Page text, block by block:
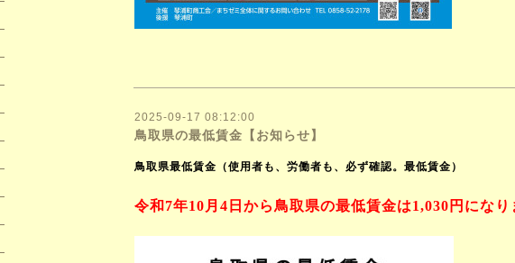
2025-09-17 08:12:00
鳥取県の最低賃金【お知らせ】
鳥取県最低賃金（使用者も、労働者も、必ず確認。最低賃金）
令和 7年10 月 4 日から鳥取県の最低賃金は1,030 円になり